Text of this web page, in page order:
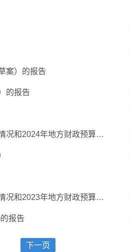
案）的报告
的报告
新平彝族傣族自治县2023年地方财政预算执行情况和2024年地方财政预算草案的报告
新平彝族傣族自治县2022年地方财政预算执行情况和2023年地方财政预算草案
报告
下一页